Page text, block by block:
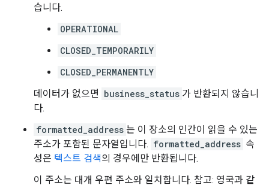
습니다.
OPERATIONAL
CLOSED_TEMPORARILY
CLOSED_PERMANENTLY
데이터가 없으면 business_status 가 반환되지 않습니
다.
formatted_address 는 이 장소의 인간이 읽을 수 있는
주소가 포함된 문자열입니다. formatted_address 속
성은 텍스트 검색의 경우에만 반환됩니다.
이 주소는 대개 우편 주소와 일치합니다. 참고: 영국과 같